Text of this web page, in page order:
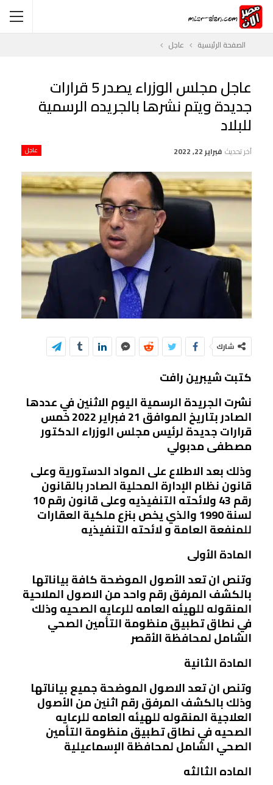
الصفحة الرئيسية عاجل
عاجل مجلس الوزراء يصدر 5 قرارات
جديدة ويتم نشرها بالجريده الرسمية
للبلاد
عاجل آخر تحديث فبراير 22, 2022
شارك
كتبت شيبرين رافت
نشرت الجريدة الرسمية اليوم الاثنين في عددها
الصادر بتاريخ الموافق 21 فبراير 2022 خمس
قرارات جديدة لرئيس مجلس الوزراء الدكتور
مصطفى مدبولي
وذلك بعد الاطلاع على المواد الدستورية وعلى
قانون نظام الإدارة المحلية الصادر بالقانون
رقم 43 ولائحته التنفيذيه وعلى قانون رقم 10
لسنة 1990 والذي يخص بنزع ملكية العقارات
للمنفعة العامة و لائحته التنفيذيه
المادة الأولى
وتنص ان تعد الأصول الموضحة كافة بياناتها
بالكشف المرفق رقم واحد من الاصول الملاحية
المنقوله للهيئه العامه للرعايه الصحيه وذلك
في نطاق تطبيق منظومة التأمين الصحي
الشامل لمحافظة الأقصر
المادة الثانية
وتنص ان تعد الاصول الموضحة جميع بياناتها
وذلك بالكشف المرفق رقم اثنين من الأصول
العلاجية المنقوله للهيئه العامه للرعايه
الصحيه في نطاق تطبيق منظومة التأمين
الصحي الشامل لمحافظة الإسماعيلية
الماده الثالثه